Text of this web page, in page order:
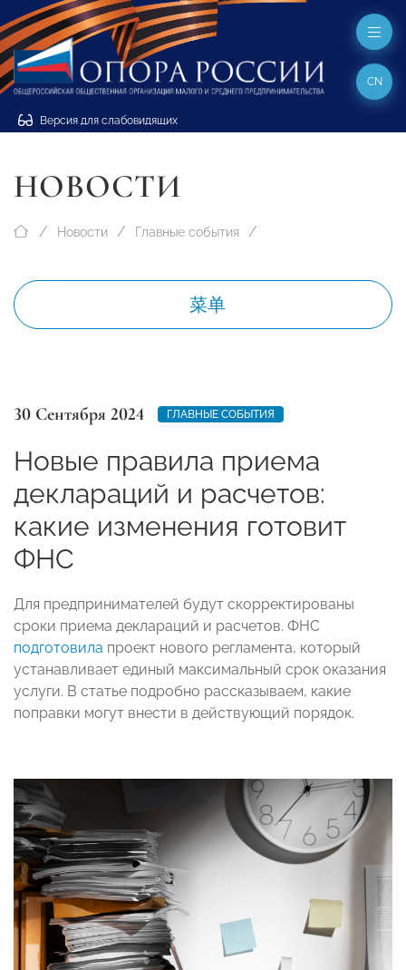
Версия для слабовидящих
CN
НОВОСТИ
Новости Главные события
菜单
30 Сентября 2024 ГЛАВНЫЕ СОБЫТИЯ
Новые правила приема
деклараций и расчетов:
какие изменения готовит
ФНС
Для предпринимателей будут скорректированы
сроки приема деклараций и расчетов. ФНС
подготовила проект нового регламента, который
устанавливает единый максимальный срок оказания
услуги. В статье подробно рассказываем, какие
поправки могут внести в действующий порядок.